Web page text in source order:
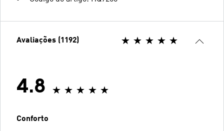
Avaliações (1192)
4.8
Conforto